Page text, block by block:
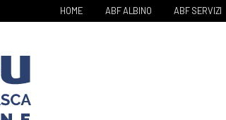
HOME ABF ALBINO ABF SERVIZI